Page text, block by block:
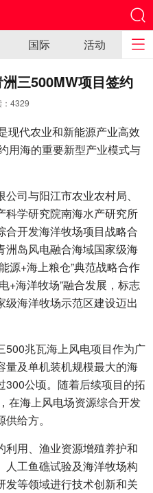
国际 活动
三500MW项目签约
4329
现代农业和新能源产业高效
用海的重要新型产业模式与
司与阳江市农业农村局、
科学研究院南海水产研究所
合开发海洋牧场项目战略合
洲岛风电融合海域国家级海
源+海上粮仓”典范战略合作
+海洋牧场”融合发展，标志
海洋牧场示范区建设迈出
500兆瓦海上风电项目作为广
量及单机装机规模最大的海
公顷。随着后续项目的拓
在海上风电场资源综合开发
给方。
利用、渔业资源增殖养护和
人工鱼礁试验及海洋牧场构
发等领域进行技术创新和关